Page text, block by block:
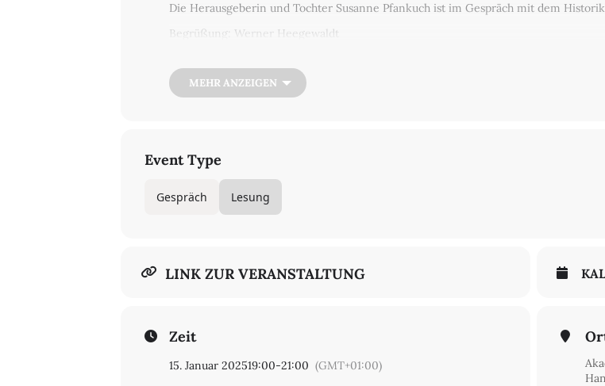
Die Herausgeberin und Tochter Susanne Pfankuch ist im Gespräch mit dem
Begrüßung: Werner Heegewaldt
€ 7,50/5
MEHR ANZEIGEN
Event Type
Gespräch Lesung
LINK ZUR VERANSTALTUNG
Zeit
15. Januar 202519:00-21:00 (GMT+01:00)